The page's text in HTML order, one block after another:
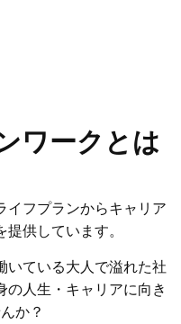
ワークとは
イフプランからキャリア
供しています。
いている大人で溢れた社
人生・キャリアに向き
か？